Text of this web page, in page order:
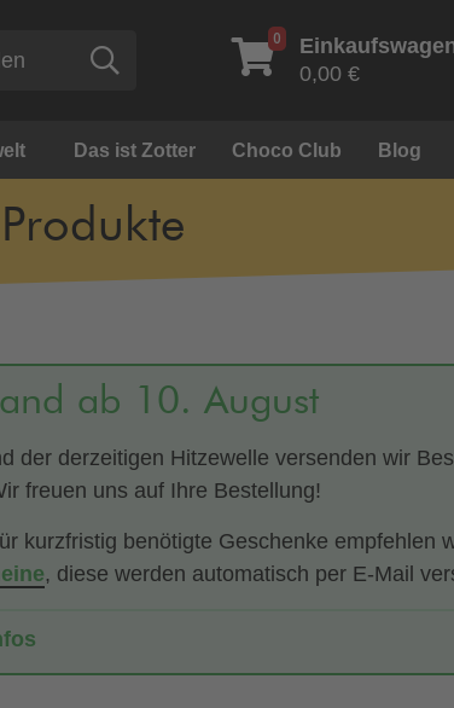
0
0,00 €
Das ist Zotter Choco Club Blog
ab 10. August
der derzeitigen Hitzewelle versenden wir
freuen uns auf Ihre Bestellung!
kurzfristig benötigte Geschenke empfehlen
, diese werden automatisch per E-Mail